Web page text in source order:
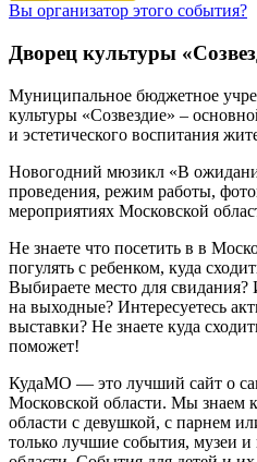
Вы организатор этого события?
Дворец культуры
Муниципальное бюджетное
культуры «Созвездие» –
и эстетического воспитания
Новогодний мюзикл «В
проведения, режим работы,
мероприятиях Московской
Не знаете что посетить в в
погулять с ребенком, куда
Выбираете место для свидания?
на выходные? Интересуетесь
выставки? Не знаете куда
поможет!
КудаМО — это лучший сайт о
Московской области. Мы знаем
области с девушкой, с парнем
только лучшие события, музеи